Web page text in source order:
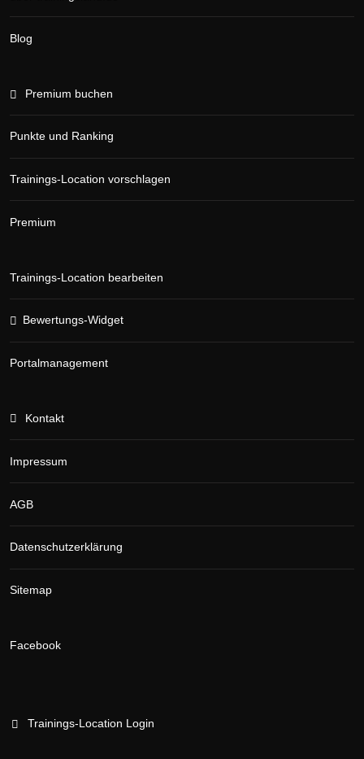
Blog
Premium buchen
Punkte und Ranking
Trainings-Location vorschlagen
Premium
Trainings-Location bearbeiten
Bewertungs-Widget
Portalmanagement
Kontakt
Impressum
AGB
Datenschutzerklärung
Sitemap
Facebook
Trainings-Location Login